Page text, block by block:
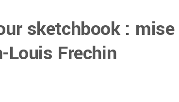
sketchbook : mise
Louis Frechin